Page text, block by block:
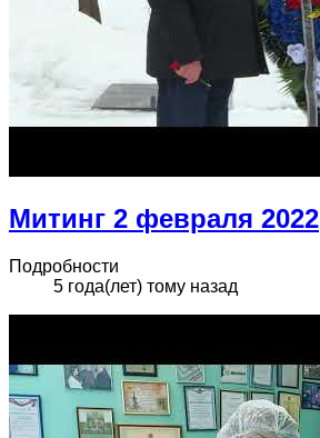
Митинг 2 февраля 2022
Подробности
5 года(лет) тому назад